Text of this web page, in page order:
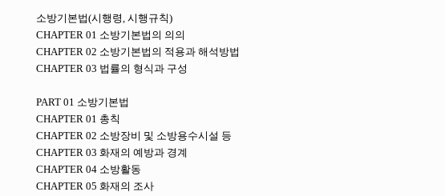
소방기본법(시행령, 시행규칙)
CHAPTER 01 소방기본법의 의의
CHAPTER 02 소방기본법의 적용과 해석방법
CHAPTER 03 법률의 형식과 구성
PART 01 소방기본법
CHAPTER 01 총칙
CHAPTER 02 소방장비 및 소방용수시설 등
CHAPTER 03 화재의 예방과 경계
CHAPTER 04 소방활동
CHAPTER 05 화재의 조사